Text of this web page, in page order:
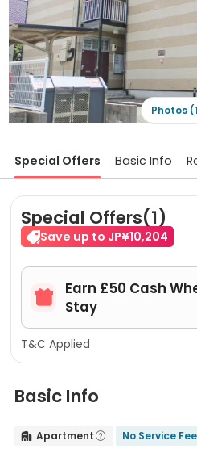
Photos
Special Offers Basic Info
Special Offers(1)
Save up to JP¥10,204

Earn £50 Cash
Stay
T&C Applied
Basic Info
 Apartment  No Service Fee